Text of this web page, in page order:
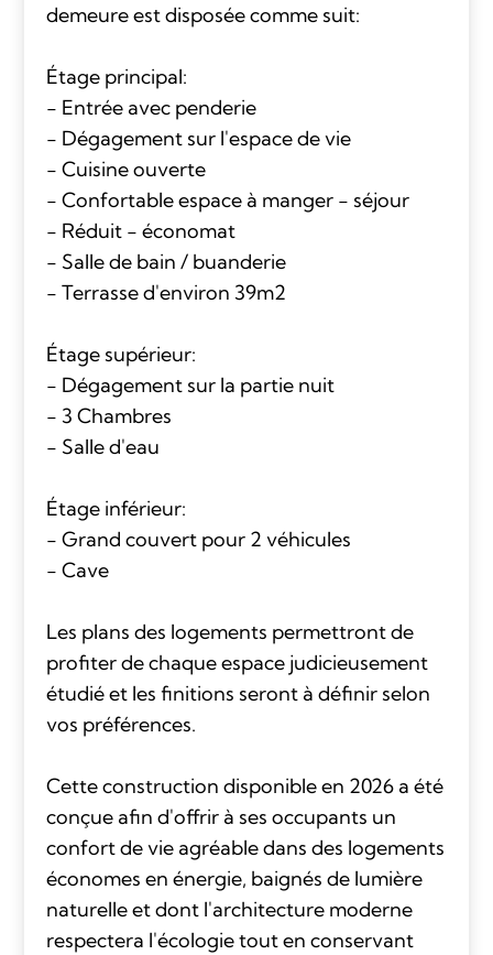
demeure est disposée comme suit:
Étage principal:
- Entrée avec penderie
- Dégagement sur l'espace de vie
- Cuisine ouverte
- Confortable espace à manger - séjour
- Réduit - économat
- Salle de bain / buanderie
- Terrasse d'environ 39m2
Étage supérieur:
- Dégagement sur la partie nuit
- 3 Chambres
- Salle d'eau
Étage inférieur:
- Grand couvert pour 2 véhicules
- Cave
Les plans des logements permettront de
profiter de chaque espace judicieusement
étudié et les finitions seront à définir selon
vos préférences.
Cette construction disponible en 2026 a été
conçue afin d'offrir à ses occupants un
confort de vie agréable dans des logements
économes en énergie, baignés de lumière
naturelle et dont l'architecture moderne
respectera l'écologie tout en conservant